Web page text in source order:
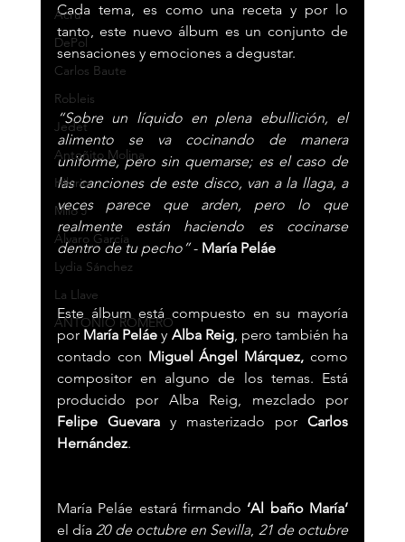
Acru
DePol
Carlos Baute
Robleis
Jedet
Antoñito Molina
Hilario
Milo J
Álvaro García
Lydia Sánchez
La Llave
ANTONIO ROMERO
Cada tema, es como una receta y por lo
tanto, este nuevo álbum es un conjunto de
sensaciones y emociones a degustar.
“Sobre un líquido en plena ebullición, el
alimento se va cocinando de manera
uniforme, pero sin quemarse; es el caso de
las canciones de este disco, van a la llaga, a
veces parece que arden, pero lo que
realmente están haciendo es cocinarse
dentro de tu pecho” - María Peláe
Este álbum está compuesto en su mayoría
por María Peláe y Alba Reig, pero también ha
contado con Miguel Ángel Márquez, como
compositor en alguno de los temas. Está
Felipe Guevara y masterizado por Carlos
Hernández.
María Peláe estará firmando
el día 20 de octubre en Sevilla, 21 de octubre